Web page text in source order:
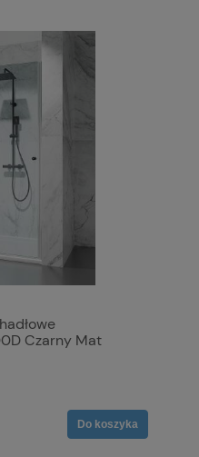
Czarny Mat
Do koszyka